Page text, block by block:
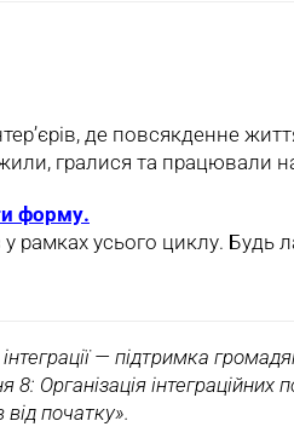
де повсякденне
гралися та працювали
форму.
усього циклу. Будь
— підтримка
8: Організація
початку».